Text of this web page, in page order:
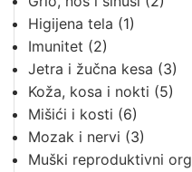
Higijena tela (1)
Imunitet (2)
Jetra i žučna kesa (3)
Koža, kosa i nokti (5)
Mišići i kosti (6)
Mozak i nervi (3)
Muški reproduktivni